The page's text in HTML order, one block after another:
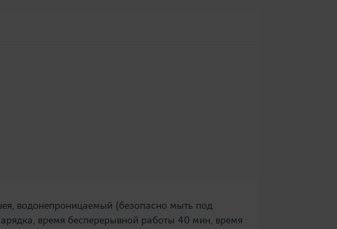
водонепроницаемый (безопасно мыть под
время бесперерывной работы 40 мин, время